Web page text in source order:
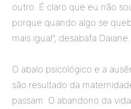
outro. É claro que eu não
porque quando algo se
mais igual”, desabafa Daiane.
O abalo psicológico e a
são resultado da
passam. O abandono da